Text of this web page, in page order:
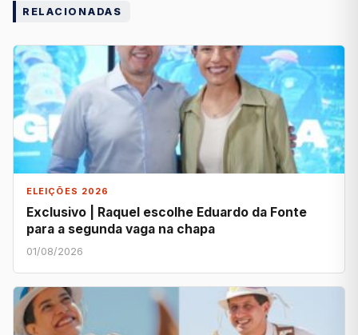
RELACIONADAS
ELEIÇÕES 2026
Exclusivo | Raquel escolhe Eduardo da Fonte
para a segunda vaga na chapa
01/08/2026